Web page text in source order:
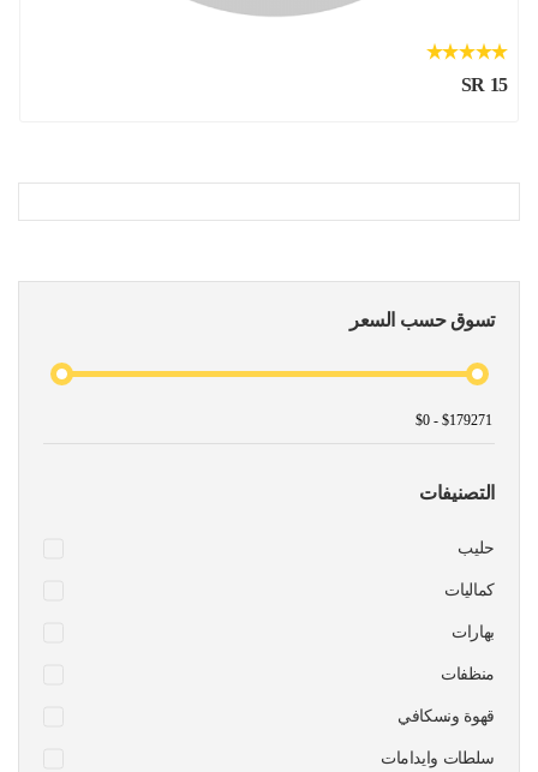
تسوق حسب السعر
التصنيفات
حليب
كماليات
بهارات
منظفات
قهوة ونسكافي
سلطات وايدامات
SR 15